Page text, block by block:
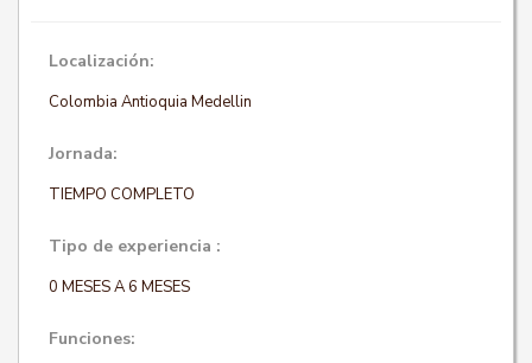
Localización:
Colombia Antioquia Medellin
Jornada:
TIEMPO COMPLETO
Tipo de experiencia :
0 MESES A 6 MESES
Funciones: